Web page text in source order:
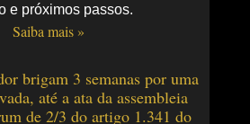
e próximos passos.
Saiba mais »
brigam 3 semanas por uma
até a ata da assembleia
de 2/3 do artigo 1.341 do